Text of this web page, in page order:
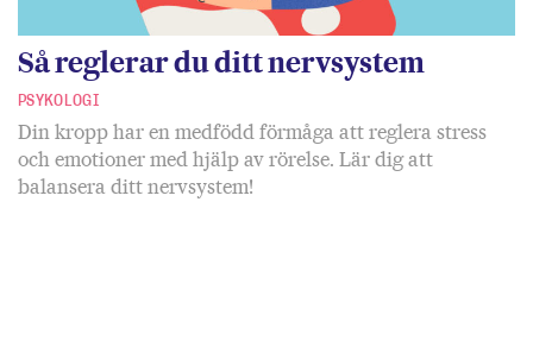
Så reglerar du ditt nervsystem
PSYKOLOGI
Din kropp har en medfödd förmåga att reglera stress
och emotioner med hjälp av rörelse. Lär dig att
balansera ditt nervsystem!